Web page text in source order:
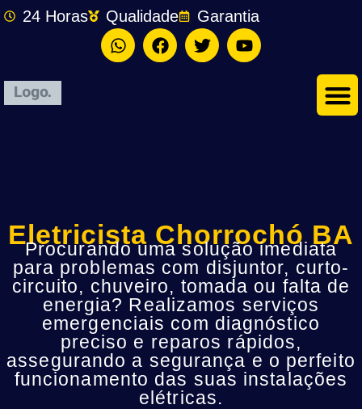
24 Horas Qualidade Garantia
Eletricista Chorrochó BA
Procurando uma solução imediata
para problemas com disjuntor, curto-
circuito, chuveiro, tomada ou falta de
energia? Realizamos serviços
emergenciais com diagnóstico
preciso e reparos rápidos,
assegurando a segurança e o perfeito
funcionamento das suas instalações
elétricas.